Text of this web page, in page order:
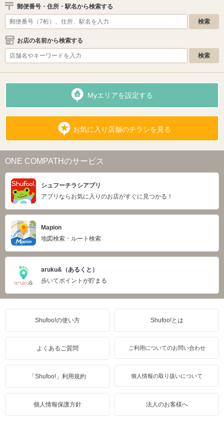
郵便番号・住所・駅名から検索する
お店の名前から検索する
Myエリアを設定する
お気に入り店舗のチラシを見る
ONE COMPATHのサービス
シュフーチラシアプリ
アプリならお気に入りのお店がすぐに見つかる！
Mapion
地図検索・ルート検索
aruku&（あるくと）
歩いてポイントが貯まる
Shufoo!の使い方 Shufoo!とは
よくあるご質問 ご利用についてのお問い合わせ
「Shufoo!」利用規約 個人情報の取り扱いについて
個人情報保護方針 法人のお客様へ